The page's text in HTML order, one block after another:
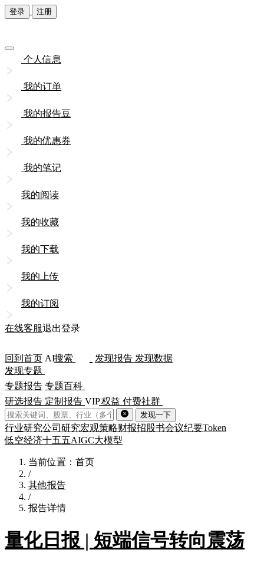
登录 注册
个人信息
我的订单
我的报告豆
我的优惠券
我的笔记
我的阅读
我的收藏
我的下载
我的上传
我的订阅
在线客服退出登录
回到首页 AI搜索 发现报告 发现数据
发现专题
专题报告 专题百科
研选报告 定制报告 VIP权益 付费社群
发现一下
行业研究公司研究宏观策略财报招股书会议纪要Token
低空经济十五五AIGC大模型
当前位置：首页
/
其他报告
/
报告详情
量化日报 | 短端信号转向震荡